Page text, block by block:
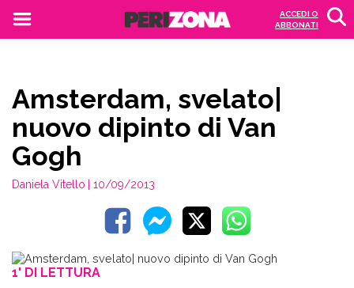
ACCEDI O
ABBONATI
Amsterdam, svelato|
nuovo dipinto di Van
Gogh
Daniela Vitello | 10/09/2013
1' DI LETTURA